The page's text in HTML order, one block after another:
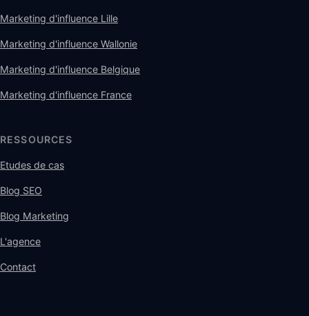
Marketing d'influence Lille
Marketing d'influence Wallonie
Marketing d'influence Belgique
Marketing d'influence France
RESSOURCES
Etudes de cas
Blog SEO
Blog Marketing
L'agence
Contact